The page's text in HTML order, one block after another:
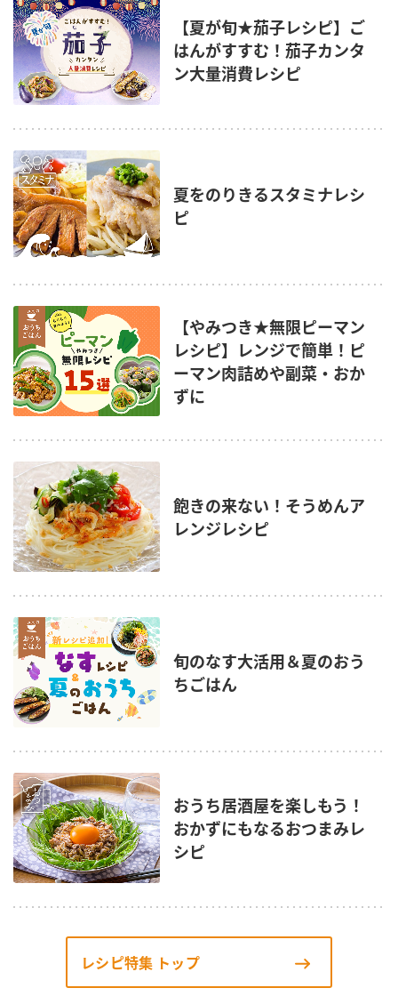
【夏が旬★茄子レシピ】ご
はんがすすむ！茄子カンタ
ン大量消費レシピ
夏をのりきるスタミナレシ
ピ
【やみつき★無限ピーマン
レシピ】レンジで簡単！ピ
ーマン肉詰めや副菜・おか
ずに
飽きの来ない！そうめんア
レンジレシピ
旬のなす大活用＆夏のおう
ちごはん
おうち居酒屋を楽しもう！
おかずにもなるおつまみレ
シピ
レシピ特集 トップ